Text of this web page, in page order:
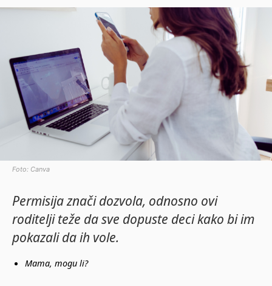
Foto: Canva
Permisija znači dozvola, odnosno ovi
roditelji teže da sve dopuste deci kako bi im
pokazali da ih vole.
Mama, mogu li?